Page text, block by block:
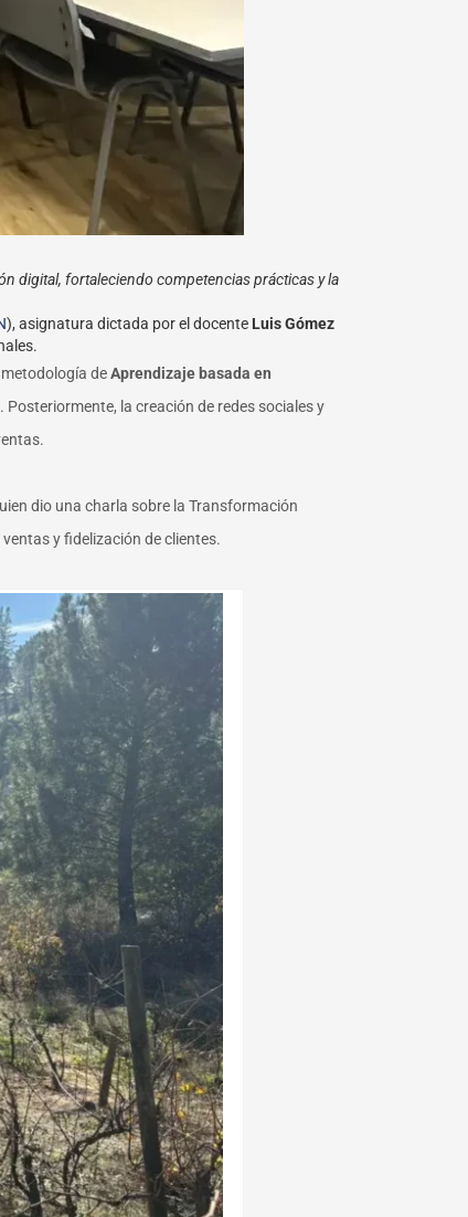
digital, fortaleciendo competencias prácticas y la
), asignatura dictada por el docente Luis Gómez
deAprendizaje basada en
. Posteriormente, la creación de redes sociales y
dio una charla sobre la Transformación
y fidelización de clientes.